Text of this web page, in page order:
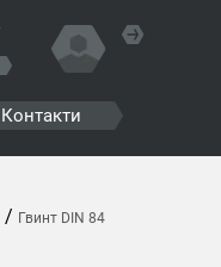
Контакти
/ Гвинт DIN 84